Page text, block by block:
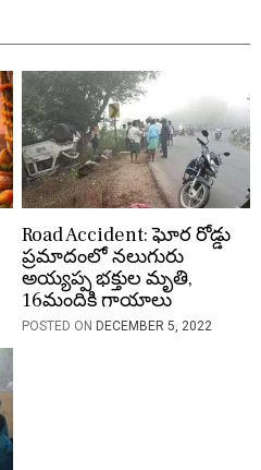
Road Accident: ఘోర రోడ్డు
ప్రమాదంలో నలుగురు
అయ్యప్ప భక్తుల మృతి,
16మందికి గాయాలు
POSTED ON DECEMBER 5, 2022